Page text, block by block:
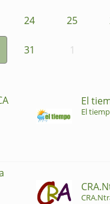
24 25
31 1
El
El